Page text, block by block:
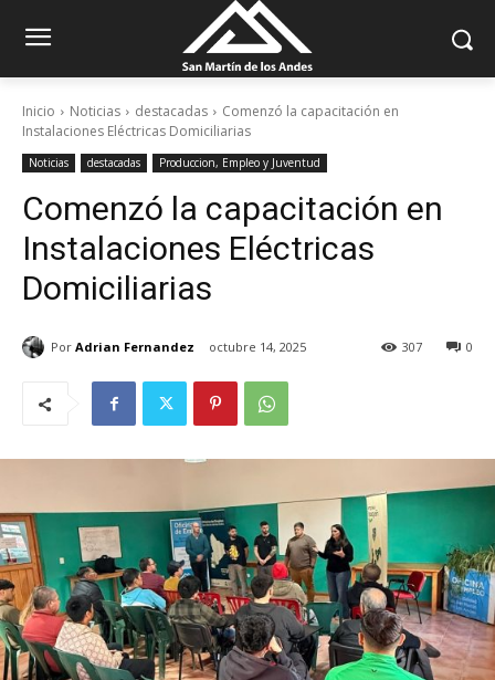
Inicio Noticias destacadas
Comenzó la capacitación en
Instalaciones Eléctricas Domiciliarias
Noticias destacadas Produccion, Empleo y Juventud
Comenzó la capacitación en
Instalaciones Eléctricas
Domiciliarias
Por Adrian Fernandez octubre 14, 2025 0
307